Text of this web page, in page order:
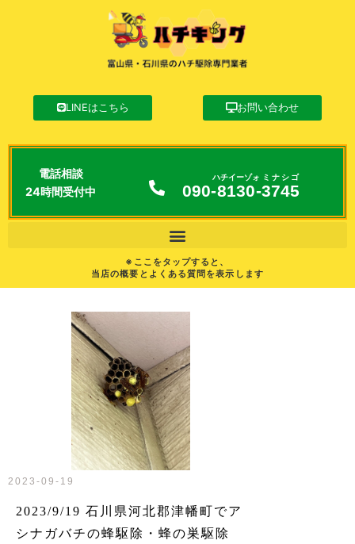
LINEはこちら お問い合わせ
電話相談
24時間受付中
090-8130
ハチイーゾォ
-3745
ミナシゴ
※ここをタップすると、
当店の概要とよくある質問を表示します
2023-09-19
2023/9/19 石川県河北郡津幡町でア
シナガバチの蜂駆除・蜂の巣駆除